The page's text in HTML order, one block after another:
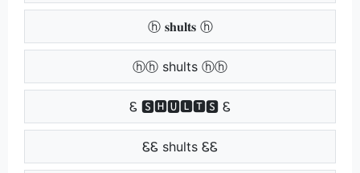
ⓗ 𝐬𝐡𝐮𝐥𝐭𝐬 ⓗ
ⓗⓗ shults ⓗⓗ
Ꮛ 🆂🅷🆄🅻🆃🆂 Ꮛ
ᏋᏋ shults ᏋᏋ